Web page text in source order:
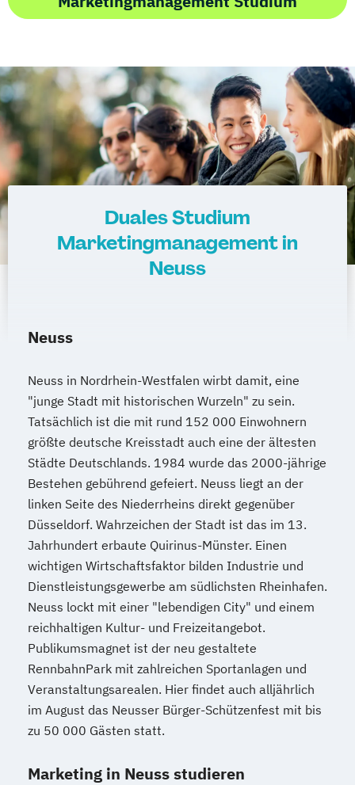
Duales Studium
Marketingmanagement in
Neuss
Neuss
Neuss in Nordrhein-Westfalen wirbt damit, eine
"junge Stadt mit historischen Wurzeln" zu sein.
Tatsächlich ist die mit rund 152 000 Einwohnern
größte deutsche Kreisstadt auch eine der ältesten
Städte Deutschlands. 1984 wurde das 2000-jährige
Bestehen gebührend gefeiert. Neuss liegt an der
linken Seite des Niederrheins direkt gegenüber
Düsseldorf. Wahrzeichen der Stadt ist das im 13.
Jahrhundert erbaute Quirinus-Münster. Einen
wichtigen Wirtschaftsfaktor bilden Industrie und
Dienstleistungsgewerbe am südlichsten Rheinhafen.
Neuss lockt mit einer "lebendigen City" und einem
reichhaltigen Kultur- und Freizeitangebot.
Publikumsmagnet ist der neu gestaltete
RennbahnPark mit zahlreichen Sportanlagen und
Veranstaltungsarealen. Hier findet auch alljährlich
im August das Neusser Bürger-Schützenfest mit bis
zu 50 000 Gästen statt.
Marketing in Neuss studieren